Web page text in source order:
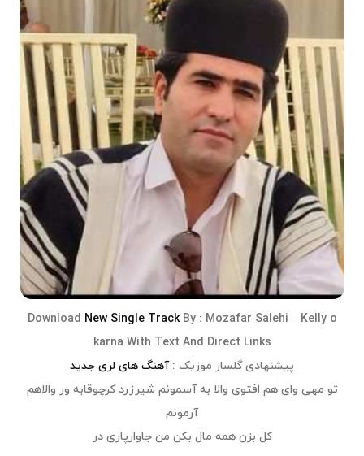
Download New Single TrackBy : Mozafar Salehi – Kelly o
karna With Text And Direct Links
پیشنهادی گلسار موزیک :آهنگ های لری جدید
تو مهی وای هم افتوی والا به آسمونم شیرزرد کرچوقابه ور والاهم
آرمونم
کل بزن همه مال بکن من جاوارپاری در